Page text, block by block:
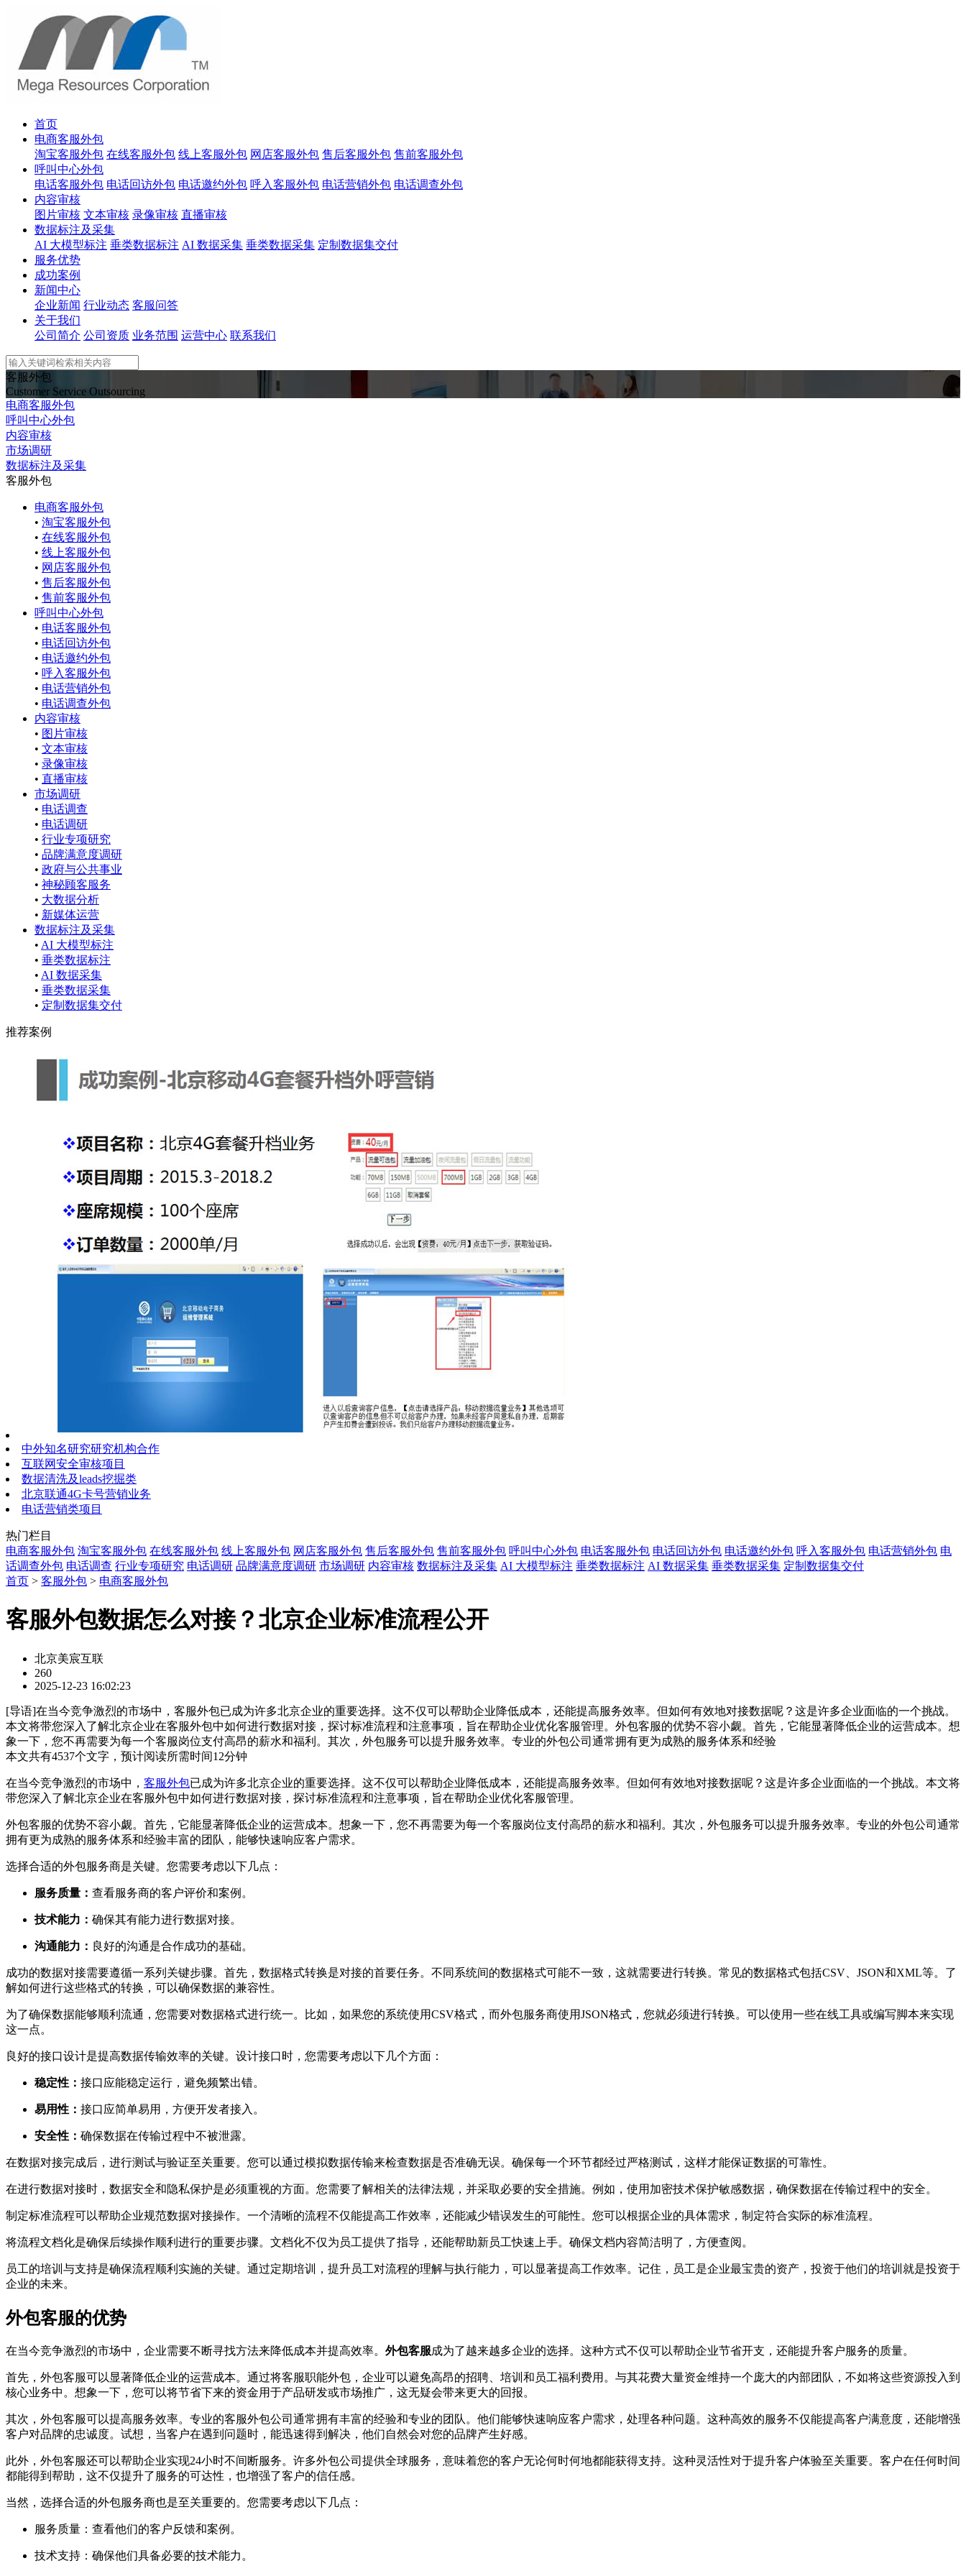
首页
电商客服外包
淘宝客服外包 在线客服外包 线上客服外包 网店客服外包 售后客服外包 售前客服外包
呼叫中心外包
电话客服外包 电话回访外包 电话邀约外包 呼入客服外包 电话营销外包 电话调查外包
内容审核
图片审核 文本审核 录像审核 直播审核
数据标注及采集
AI 大模型标注 垂类数据标注 AI 数据采集 垂类数据采集 定制数据集交付
服务优势
成功案例
新闻中心
企业新闻 行业动态 客服问答
关于我们
公司简介 公司资质 业务范围 运营中心 联系我们
客服外包
Customer Service Outsourcing
电商客服外包
呼叫中心外包
内容审核
市场调研
数据标注及采集
客服外包
电商客服外包
• 淘宝客服外包
• 在线客服外包
• 线上客服外包
• 网店客服外包
• 售后客服外包
• 售前客服外包
呼叫中心外包
• 电话客服外包
• 电话回访外包
• 电话邀约外包
• 呼入客服外包
• 电话营销外包
• 电话调查外包
内容审核
• 图片审核
• 文本审核
• 录像审核
• 直播审核
市场调研
• 电话调查
• 电话调研
• 行业专项研究
• 品牌满意度调研
• 政府与公共事业
• 神秘顾客服务
• 大数据分析
• 新媒体运营
数据标注及采集
• AI 大模型标注
• 垂类数据标注
• AI 数据采集
• 垂类数据采集
• 定制数据集交付
推荐案例
中外知名研究研究机构合作
互联网安全审核项目
数据清洗及leads挖掘类
北京联通4G卡号营销业务
电话营销类项目
热门栏目
电商客服外包 淘宝客服外包 在线客服外包 线上客服外包 网店客服外包 售后客服外包 售前客服外包 呼叫中心外包 电话客服外包 电话回访外包 电话邀约外包 呼入客服外包 电话营销外包 电
话调查外包 电话调查 行业专项研究 电话调研 品牌满意度调研 市场调研 内容审核 数据标注及采集 AI 大模型标注 垂类数据标注 AI 数据采集 垂类数据采集 定制数据集交付
首页 > 客服外包 > 电商客服外包
客服外包数据怎么对接？北京企业标准流程公开
北京美宸互联
260
2025-12-23 16:02:23
[导语]在当今竞争激烈的市场中，客服外包已成为许多北京企业的重要选择。这不仅可以帮助企业降低成本，还能提高服务效率。但如何有效地对接数据呢？这是许多企业面临的一个挑战。
本文将带您深入了解北京企业在客服外包中如何进行数据对接，探讨标准流程和注意事项，旨在帮助企业优化客服管理。外包客服的优势不容小觑。首先，它能显著降低企业的运营成本。想
象一下，您不再需要为每一个客服岗位支付高昂的薪水和福利。其次，外包服务可以提升服务效率。专业的外包公司通常拥有更为成熟的服务体系和经验
本文共有4537个文字，预计阅读所需时间12分钟
在当今竞争激烈的市场中， 客服外包已成为许多北京企业的重要选择。这不仅可以帮助企业降低成本，还能提高服务效率。但如何有效地对接数据呢？这是许多企业面临的一个挑战。本文将
带您深入了解北京企业在客服外包中如何进行数据对接，探讨标准流程和注意事项，旨在帮助企业优化客服管理。
外包客服的优势不容小觑。首先，它能显著降低企业的运营成本。想象一下，您不再需要为每一个客服岗位支付高昂的薪水和福利。其次，外包服务可以提升服务效率。专业的外包公司通常
拥有更为成熟的服务体系和经验丰富的团队，能够快速响应客户需求。
选择合适的外包服务商是关键。您需要考虑以下几点：
服务质量： 查看服务商的客户评价和案例。
技术能力： 确保其有能力进行数据对接。
沟通能力： 良好的沟通是合作成功的基础。
成功的数据对接需要遵循一系列关键步骤。首先，数据格式转换是对接的首要任务。不同系统间的数据格式可能不一致，这就需要进行转换。常见的数据格式包括CSV、JSON和XML等。了
解如何进行这些格式的转换，可以确保数据的兼容性。
为了确保数据能够顺利流通，您需要对数据格式进行统一。比如，如果您的系统使用CSV格式，而外包服务商使用JSON格式，您就必须进行转换。可以使用一些在线工具或编写脚本来实现
这一点。
良好的接口设计是提高数据传输效率的关键。设计接口时，您需要考虑以下几个方面：
稳定性： 接口应能稳定运行，避免频繁出错。
易用性： 接口应简单易用，方便开发者接入。
安全性： 确保数据在传输过程中不被泄露。
在数据对接完成后，进行测试与验证至关重要。您可以通过模拟数据传输来检查数据是否准确无误。确保每一个环节都经过严格测试，这样才能保证数据的可靠性。
在进行数据对接时，数据安全和隐私保护是必须重视的方面。您需要了解相关的法律法规，并采取必要的安全措施。例如，使用加密技术保护敏感数据，确保数据在传输过程中的安全。
制定标准流程可以帮助企业规范数据对接操作。一个清晰的流程不仅能提高工作效率，还能减少错误发生的可能性。您可以根据企业的具体需求，制定符合实际的标准流程。
将流程文档化是确保后续操作顺利进行的重要步骤。文档化不仅为员工提供了指导，还能帮助新员工快速上手。确保文档内容简洁明了，方便查阅。
员工的培训与支持是确保流程顺利实施的关键。通过定期培训，提升员工对流程的理解与执行能力，可以显著提高工作效率。记住，员工是企业最宝贵的资产，投资于他们的培训就是投资于
企业的未来。
外包客服的优势
在当今竞争激烈的市场中，企业需要不断寻找方法来降低成本并提高效率。 外包客服成为了越来越多企业的选择。这种方式不仅可以帮助企业节省开支，还能提升客户服务的质量。
首先，外包客服可以显著降低企业的运营成本。通过将客服职能外包，企业可以避免高昂的招聘、培训和员工福利费用。与其花费大量资金维持一个庞大的内部团队，不如将这些资源投入到
核心业务中。想象一下，您可以将节省下来的资金用于产品研发或市场推广，这无疑会带来更大的回报。
其次，外包客服可以提高服务效率。专业的客服外包公司通常拥有丰富的经验和专业的团队。他们能够快速响应客户需求，处理各种问题。这种高效的服务不仅能提高客户满意度，还能增强
客户对品牌的忠诚度。试想，当客户在遇到问题时，能迅速得到解决，他们自然会对您的品牌产生好感。
此外，外包客服还可以帮助企业实现24小时不间断服务。许多外包公司提供全球服务，意味着您的客户无论何时何地都能获得支持。这种灵活性对于提升客户体验至关重要。客户在任何时间
都能得到帮助，这不仅提升了服务的可达性，也增强了客户的信任感。
当然，选择合适的外包服务商也是至关重要的。您需要考虑以下几点：
服务质量：查看他们的客户反馈和案例。
技术支持：确保他们具备必要的技术能力。